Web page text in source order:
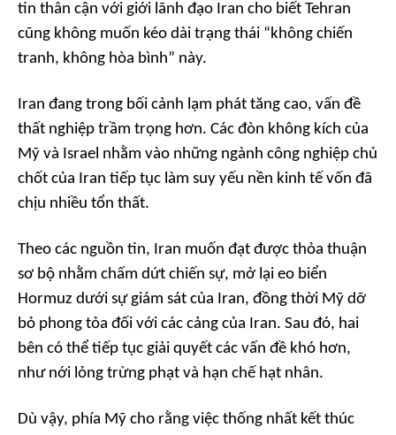
tin thân cận với giới lãnh đạo Iran cho biết Tehran
cũng không muốn kéo dài trạng thái “không chiến
tranh, không hòa bình” này.
Iran đang trong bối cảnh lạm phát tăng cao, vấn đề
thất nghiệp trầm trọng hơn. Các đòn không kích của
Mỹ và Israel nhằm vào những ngành công nghiệp chủ
chốt của Iran tiếp tục làm suy yếu nền kinh tế vốn đã
chịu nhiều tổn thất.
Theo các nguồn tin, Iran muốn đạt được thỏa thuận
sơ bộ nhằm chấm dứt chiến sự, mở lại eo biển
Hormuz dưới sự giám sát của Iran, đồng thời Mỹ dỡ
bỏ phong tỏa đối với các cảng của Iran. Sau đó, hai
bên có thể tiếp tục giải quyết các vấn đề khó hơn,
như nới lỏng trừng phạt và hạn chế hạt nhân.
Dù vậy, phía Mỹ cho rằng việc thống nhất kết thúc